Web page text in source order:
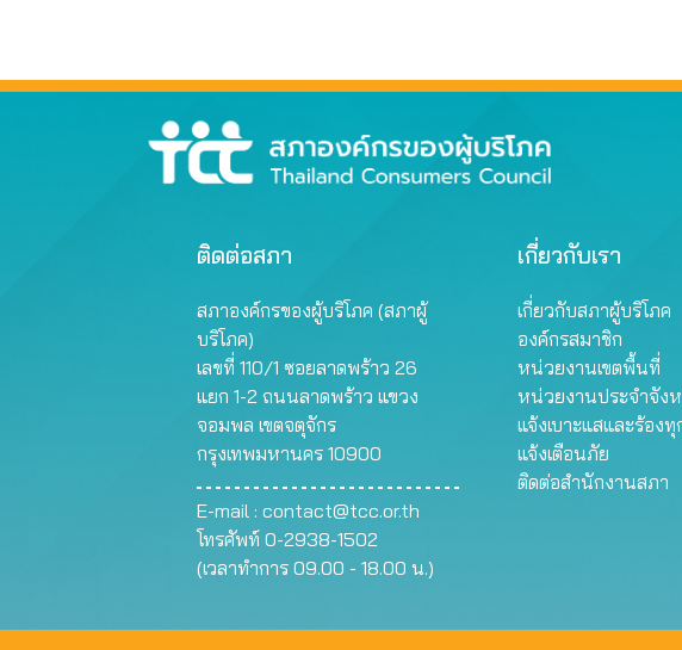
ติดต่อสภา
สภาองค์กรของผู้บริโภค (สภาผู้
บริโภค)
เลขที่ 110/1 ซอยลาดพร้าว 26
แยก 1-2 ถนนลาดพร้าว แขวง
จอมพล เขตจตุจักร
กรุงเทพมหานคร 10900
E-mail : contact@tcc.or.th
โทรศัพท์ 0-2938-1502
(เวลาทำการ 09.00 - 18.00 น.)
เกี่ยวกับเรา
เกี่ยวกับสภาผู้บริโภค
องค์กรสมาชิก
หน่วยงานเขตพื้นที่
หน่วยงานประจำจัง
แจ้งเบาะแสและร้องทุ
แจ้งเตือนภัย
ติดต่อสำนักงานสภา